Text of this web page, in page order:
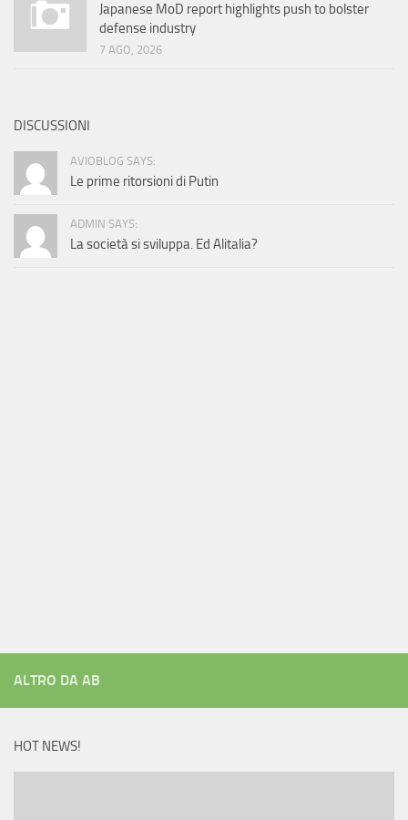
Japanese MoD report highlights push to bolster
defense industry
7 AGO, 2026
DISCUSSIONI
AVIOBLOG SAYS:
Le prime ritorsioni di Putin
ADMIN SAYS:
La società si sviluppa. Ed Alitalia?
ALTRO DA AB
HOT NEWS!